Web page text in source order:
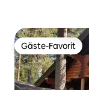
Gäste-Favorit
Gäste-Favorit